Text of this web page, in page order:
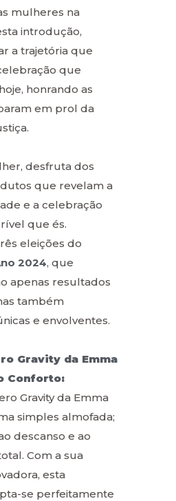
mulheres na
introdução,
a trajetória que
que
honrando as
em prol da
desfruta dos
que revelam a
e a celebração
que és.
eleições do
2024, que
apenas resultados
também
e envolventes.
Gravity da Emma
Conforto:
Gravity da Emma
simples almofada;
descanso e ao
Com a sua
esta
se perfeitamente